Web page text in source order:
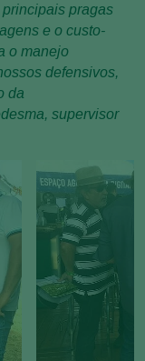
pragas
e o custo-
o manejo
defensivos,
da
supervisor